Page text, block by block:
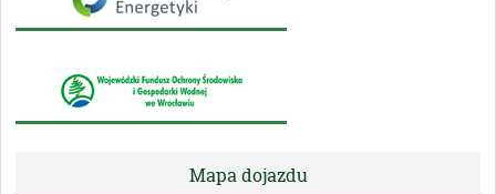
Mapa dojazdu